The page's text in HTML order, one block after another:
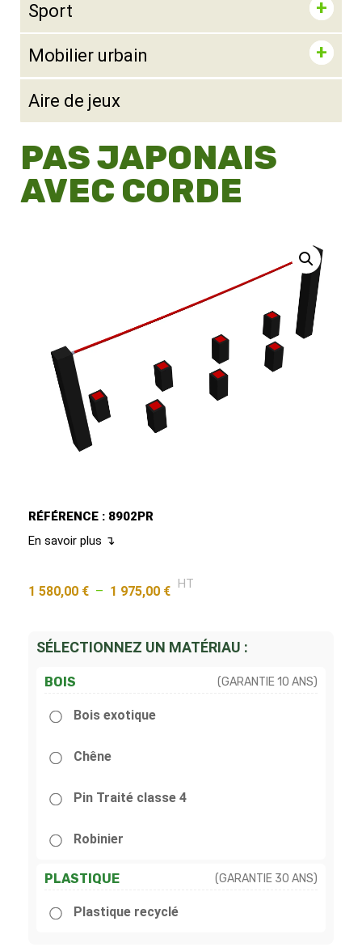
Sport
Mobilier urbain
Aire de jeux
PAS JAPONAIS
AVEC CORDE
RÉFÉRENCE : 8902PR
En savoir plus ↴
1 580,00 € – 1 975,00 € HT
SÉLECTIONNEZ UN MATÉRIAU :
BOIS (GARANTIE 10 ANS)
Bois exotique
Chêne
Pin Traité classe 4
Robinier
PLASTIQUE (GARANTIE 30 ANS)
Plastique recyclé